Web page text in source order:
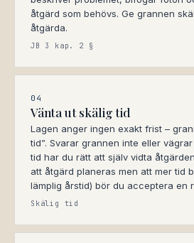
åtgärd som behövs. Ge grannen
åtgärda.
JB 3 kap. 2 §
04
Vänta ut skälig tid
Lagen anger ingen exakt frist –
tid”. Svarar grannen inte eller
tid har du rätt att själv vidta
att åtgärd planeras men att mer tid
lämplig årstid) bör du acceptera en
Skälig tid